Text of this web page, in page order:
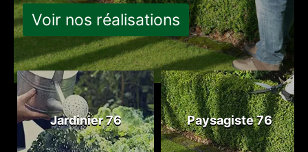
Voir nos réalisations
Jardinier 76 Paysagiste 76